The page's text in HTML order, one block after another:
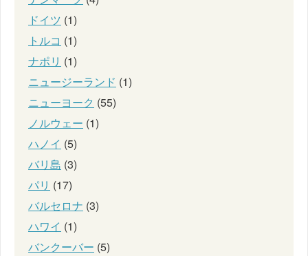
ドイツ (1)
トルコ (1)
ナポリ (1)
ニュージーランド (1)
ニューヨーク (55)
ノルウェー (1)
ハノイ (5)
バリ島 (3)
パリ (17)
バルセロナ (3)
ハワイ (1)
バンクーバー (5)